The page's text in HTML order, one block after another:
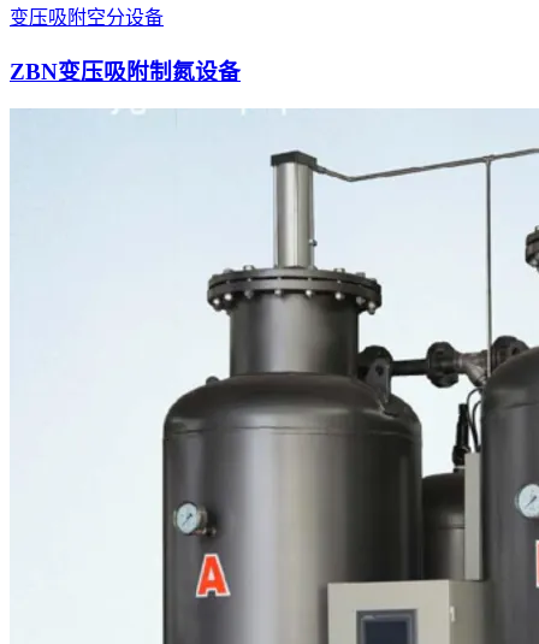
变压吸附空分设备
ZBN变压吸附制氮设备